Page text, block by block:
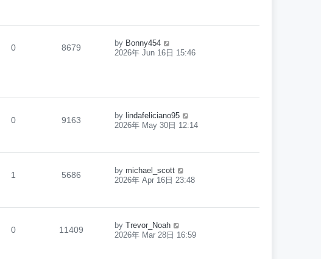
0 8679 by Bonny454
2026年 Jun 16日 15:46
0 9163 by lindafeliciano95
2026年 May 30日 12:14
1 5686 by michael_scott
2026年 Apr 16日 23:48
0 11409 by Trevor_Noah
2026年 Mar 28日 16:59